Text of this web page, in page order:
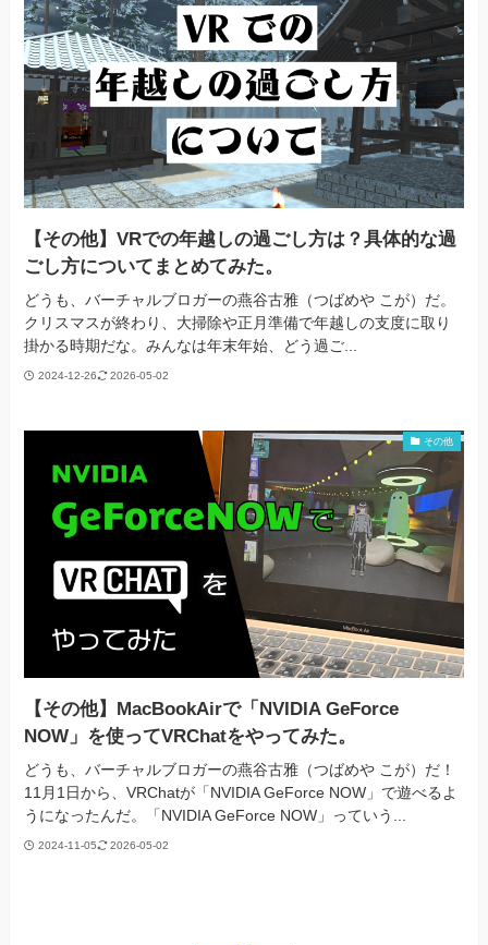
【その他】VRでの年越しの過ごし方は？具体的な過
ごし方についてまとめてみた。
どうも、バーチャルブロガーの燕谷古雅（つばめや こが）だ。
クリスマスが終わり、大掃除や正月準備で年越しの支度に取り
掛かる時期だな。みんなは年末年始、どう過ご...
2024-12-26 2026-05-02
その他
【その他】MacBookAirで「NVIDIA GeForce
NOW」を使ってVRChatをやってみた。
どうも、バーチャルブロガーの燕谷古雅（つばめや こが）だ！
11月1日から、VRChatが「NVIDIA GeForce NOW」で遊べるよ
うになったんだ。「NVIDIA GeForce NOW」っていう...
2024-11-05 2026-05-02